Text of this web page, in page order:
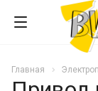
Главная